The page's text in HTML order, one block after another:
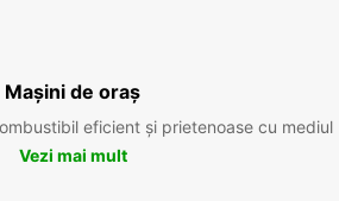
Mașini de oraș
eficient și prietenoase cu mediul
Vezi mai mult